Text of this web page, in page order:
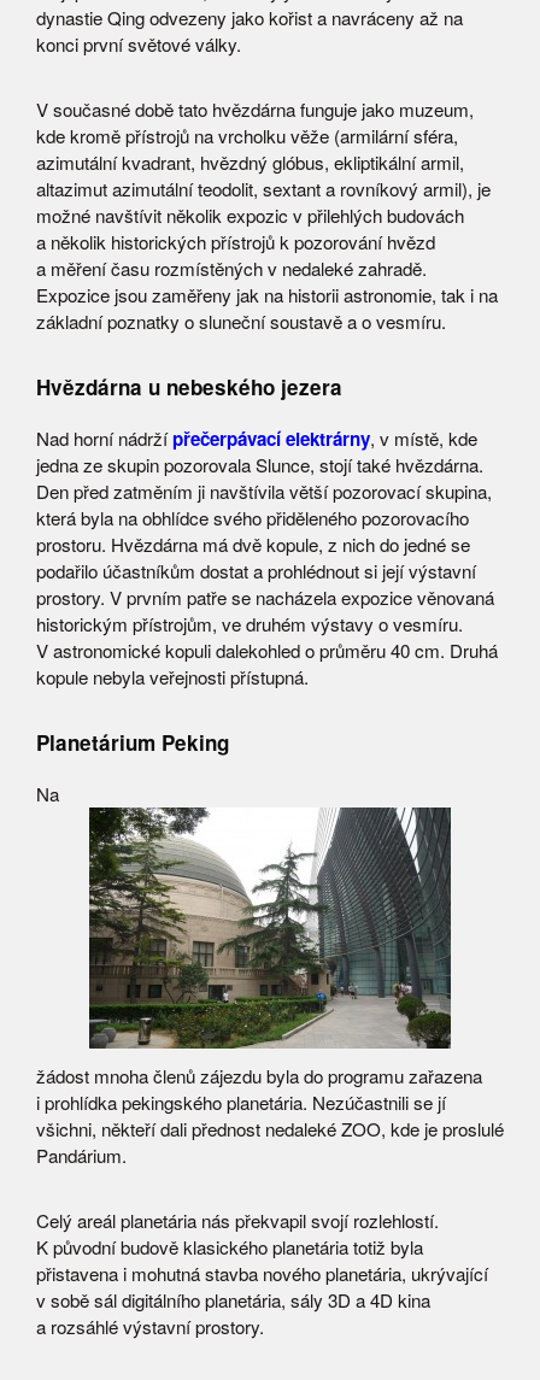
dynastie Qing odvezeny jako kořist a navráceny až na
konci první světové války.
V současné době tato hvězdárna funguje jako muzeum,
kde kromě přístrojů na vrcholku věže (armilární sféra,
azimutální kvadrant, hvězdný glóbus, ekliptikální armil,
altazimut azimutální teodolit, sextant a rovníkový armil), je
možné navštívit několik expozic v přilehlých budovách
a několik historických přístrojů k pozorování hvězd
a měření času rozmístěných v nedaleké zahradě.
Expozice jsou zaměřeny jak na historii astronomie, tak i na
základní poznatky o sluneční soustavě a o vesmíru.
Hvězdárna u nebeského jezera
Nad horní nádržípřečerpávací elektrárny, v místě, kde
jedna ze skupin pozorovala Slunce, stojí také hvězdárna.
Den před zatměním ji navštívila větší pozorovací skupina,
která byla na obhlídce svého přiděleného pozorovacího
prostoru. Hvězdárna má dvě kopule, z nich do jedné se
podařilo účastníkům dostat a prohlédnout si její výstavní
prostory. V prvním patře se nacházela expozice věnovaná
historickým přístrojům, ve druhém výstavy o vesmíru.
V astronomické kopuli dalekohled o průměru 40 cm. Druhá
kopule nebyla veřejnosti přístupná.
Planetárium Peking
Na
žádost mnoha členů zájezdu byla do programu zařazena
i prohlídka pekingského planetária. Nezúčastnili se jí
všichni, někteří dali přednost nedaleké ZOO, kde je proslulé
Pandárium.
Celý areál planetária nás překvapil svojí rozlehlostí.
K původní budově klasického planetária totiž byla
přistavena i mohutná stavba nového planetária, ukrývající
v sobě sál digitálního planetária, sály 3D a 4D kina
a rozsáhlé výstavní prostory.